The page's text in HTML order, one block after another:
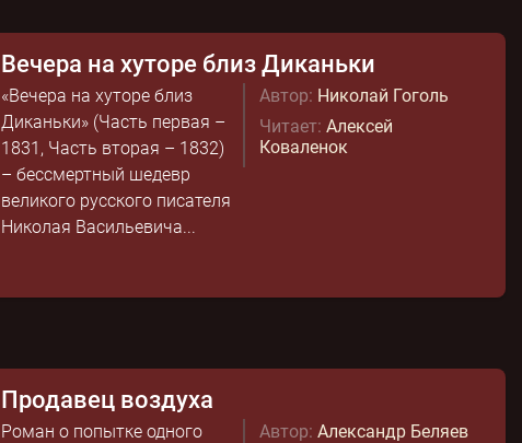
Вечера на хуторе близ Диканьки
Автор: Николай Гоголь
Читает: Алексей
Коваленок
«Вечера на хуторе близ
Диканьки» (Часть первая –
1831, Часть вторая – 1832)
– бессмертный шедевр
великого русского писателя
Николая Васильевича...
Продавец воздуха
Автор: Александр Беляев
Роман о попытке одного